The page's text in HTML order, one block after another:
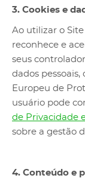
3. Cookies e
Ao utilizar o
reconhece e
seus
dados
Europeu de
usuário pode
de Privacidade
sobre a gestão
4. Conteúdo e